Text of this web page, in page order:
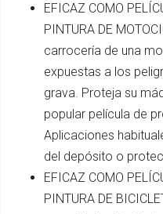
EFICAZ COMO
PINTURA DE
carrocería de una
expuestas a los
grava. Proteja su
popular película de
Aplicaciones
del depósito o
EFICAZ COMO
PINTURA DE